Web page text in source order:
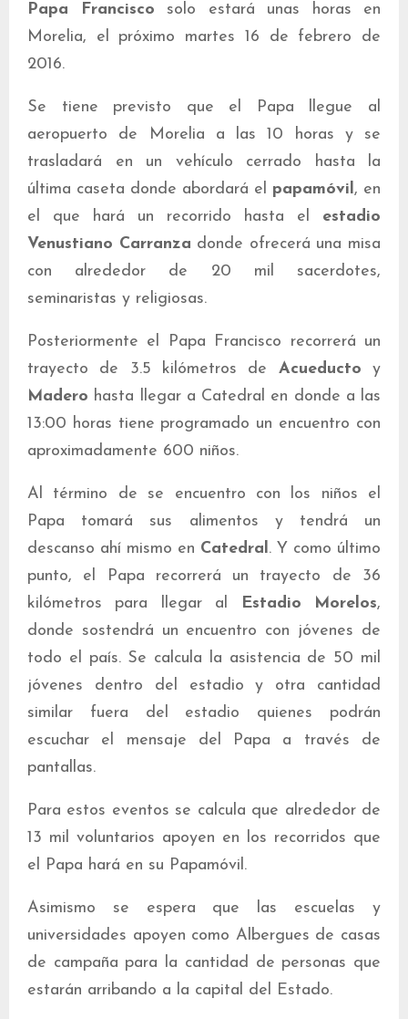
Papa Francisco solo estará unas horas en
Morelia, el próximo martes 16 de febrero de
2016.
Se tiene previsto que el Papa llegue al
aeropuerto de Morelia a las 10 horas y se
trasladará en un vehículo cerrado hasta la
última caseta donde abordará el papamóvil, en
el que hará un recorrido hasta el estadio
Venustiano Carranza donde ofrecerá una misa
con alrededor de 20 mil sacerdotes,
seminaristas y religiosas.
Posteriormente el Papa Francisco recorrerá un
trayecto de 3.5 kilómetros de Acueducto y
Madero hasta llegar a Catedral en donde a las
13:00 horas tiene programado un encuentro con
aproximadamente 600 niños.
Al término de se encuentro con los niños el
Papa tomará sus alimentos y tendrá un
descanso ahí mismo en Catedral. Y como último
punto, el Papa recorrerá un trayecto de 36
kilómetros para llegar al
Estadio Morelos,
donde sostendrá un encuentro con jóvenes de
todo el país. Se calcula la asistencia de 50 mil
jóvenes dentro del estadio y otra cantidad
similar fuera del estadio quienes podrán
escuchar el mensaje del Papa a través de
pantallas.
Para estos eventos se calcula que alrededor de
13 mil voluntarios apoyen en los recorridos que
el Papa hará en su Papamóvil.
Asimismo se espera que las escuelas y
universidades apoyen como Albergues de casas
de campaña para la cantidad de personas que
estarán arribando a la capital del Estado.